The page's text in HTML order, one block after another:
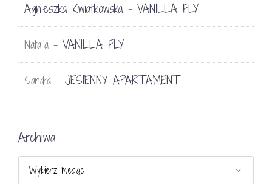
Agnieszka Kwiatkowska - VANILLA FLY
Natalia - VANILLA FLY
Sandra - JESIENNY APARTAMENT
Archiwa